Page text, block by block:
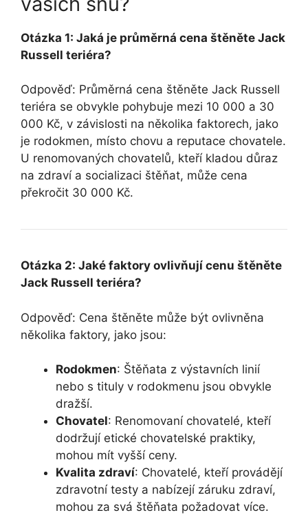
Otázka 1: Jaká je průměrná cena štěněte Jack
Russell teriéra?
Odpověď: Průměrná cena štěněte Jack Russell
teriéra se obvykle pohybuje mezi 10 000 a 30
000 Kč, v závislosti na několika faktorech, jako
je rodokmen, místo chovu a reputace chovatele.
U renomovaných chovatelů, kteří kladou důraz
na zdraví a socializaci štěňat, může cena
překročit 30 000 Kč.
Otázka 2: Jaké faktory ovlivňují cenu štěněte
Jack Russell teriéra?
Odpověď: Cena štěněte může být ovlivněna
několika faktory, jako jsou:
Rodokmen: Štěňata z výstavních linií
nebo s tituly v rodokmenu jsou obvykle
dražší.
Chovatel: Renomovaní chovatelé, kteří
dodržují etické chovatelské praktiky,
mohou mít vyšší ceny.
Kvalita zdraví: Chovatelé, kteří provádějí
zdravotní testy a nabízejí záruku zdraví,
mohou za svá štěňata požadovat více.